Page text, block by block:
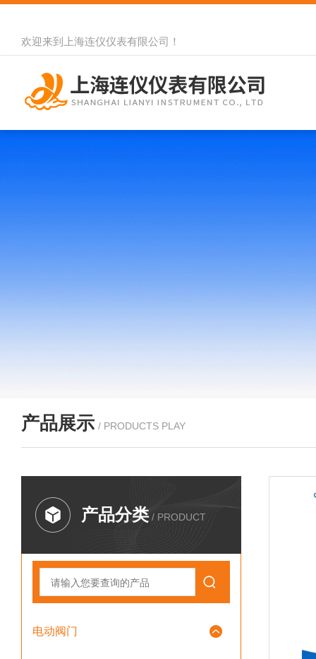
欢迎来到 上海连仪仪表有限公司 ！
产品展示 / PRODUCTS PLAY
产品分类 / PRODUCT
电动阀门